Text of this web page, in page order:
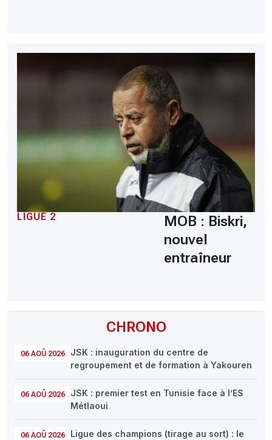
CHRONO
06 AOÛ 2026
JSK : inauguration du centre de
regroupement et de formation à Yakouren
06 AOÛ 2026
JSK : premier test en Tunisie face à l’ES
Métlaoui
06 AOÛ 2026
Ligue des champions (tirage au sort) : le
LIGUE 2
MOB : Biskri,
nouvel
entraîneur